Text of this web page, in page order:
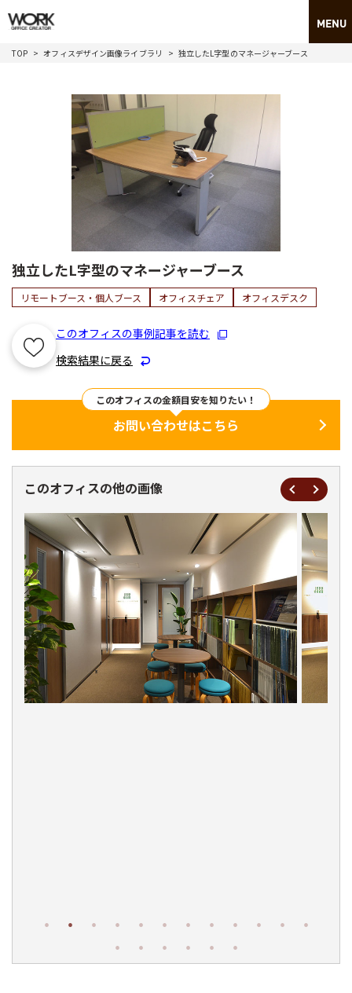
TOP オフィスデザイン画像ライブラリ 独立したL字型のマネージャーブース
独立したL字型のマネージャーブース
リモートブース・個人ブース オフィスチェア オフィスデスク
このオフィスの事例記事を読む
検索結果に戻る
このオフィスの金額目安を知りたい！
お問い合わせはこちら
このオフィスの他の画像